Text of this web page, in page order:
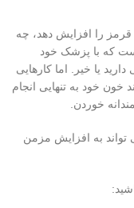
را افزایش دهد، چه
است که با پزشک خود
یا خیر. اما کارهایی
خون خود به تنهایی انجام
خوردن.
به افزایش مزمن